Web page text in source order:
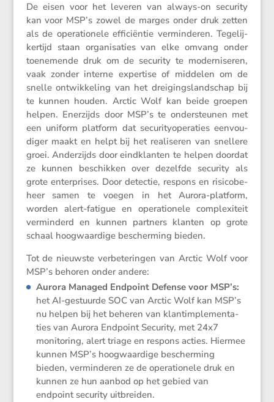
De eisen voor het leveren van always-on security
kan voor MSP’s zowel de marges onder druk zetten
als de opera­ti­o­nele effici­ëntie vermin­deren. Tegelij­
ker­tijd staan organi­sa­ties van elke omvang onder
toene­mende druk om de security te moder­ni­seren,
vaak zonder interne exper­tise of middelen om de
snelle ontwik­ke­ling van het dreigings­land­schap bij
te kunnen houden. Arctic Wolf kan beide groepen
helpen. Enerzijds door MSP’s te onder­steunen met
een uniform platform dat securi­ty­ope­ra­ties eenvou­
diger maakt en helpt bij het reali­seren van snellere
groei. Ander­zijds door eindklanten te helpen doordat
ze kunnen beschikken over dezelfde security als
grote enter­prises. Door detectie, respons en risico­be­
heer samen te voegen in het Aurora-platform,
worden alert-fatigue en opera­ti­o­nele complexi­teit
vermin­derd en kunnen partners klanten op grote
schaal hoogwaar­dige bescher­ming bieden.
Tot de nieuwste verbe­te­ringen van Arctic Wolf voor
MSP’s behoren onder andere:
Aurora Managed Endpoint Defense voor MSP’s:
het AI-gestuurde SOC van Arctic Wolf kan MSP’s
nu helpen bij het beheren van klantim­ple­men­ta­
ties van Aurora Endpoint Security, met 24x7
monito­ring, alert triage en respons acties. Hiermee
kunnen MSP’s hoogwaar­dige bescher­ming
bieden, vermin­deren ze de opera­ti­o­nele druk en
kunnen ze hun aanbod op het gebied van
endpoint security uitbreiden.